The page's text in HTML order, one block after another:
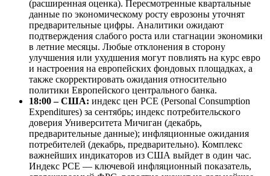
(расширенная оценка). Пересмотренные квартальные
данные по экономическому росту еврозоны уточнят
предварительные цифры. Аналитики ожидают
подтверждения слабого роста или стагнации экономики
в летние месяцы. Любые отклонения в сторону
улучшения или ухудшения могут повлиять на курс евро
и настроения на европейских фондовых площадках, а
также скорректировать ожидания относительно
политики Европейского центрального банка.
18:00 – США: индекс цен PCE (Personal Consumption
Expenditures) за сентябрь; индекс потребительского
доверия Университета Мичиган (декабрь,
предварительные данные); инфляционные ожидания
потребителей (декабрь, предварительно). Комплекс
важнейших индикаторов из США выйдет в один час.
Индекс PCE — ключевой инфляционный показатель,